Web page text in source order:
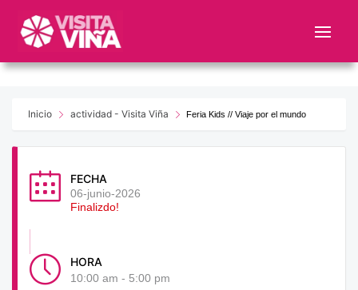
este
web
sistemaInicio actividad - Visita Viña Feria Kids // Viaje por el mundo
FECHA
06-junio-2026
Finalizdo!
HORA
10:00 am - 5:00 pm